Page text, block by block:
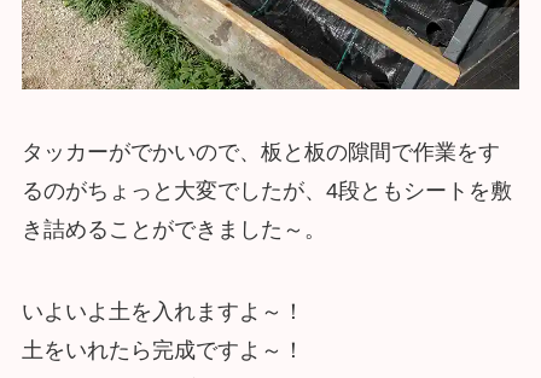
タッカーがでかいので、板と板の隙間で作業をす
るのがちょっと大変でしたが、4段ともシートを敷
き詰めることができました～。
いよいよ土を入れますよ～！
土をいれたら完成ですよ～！